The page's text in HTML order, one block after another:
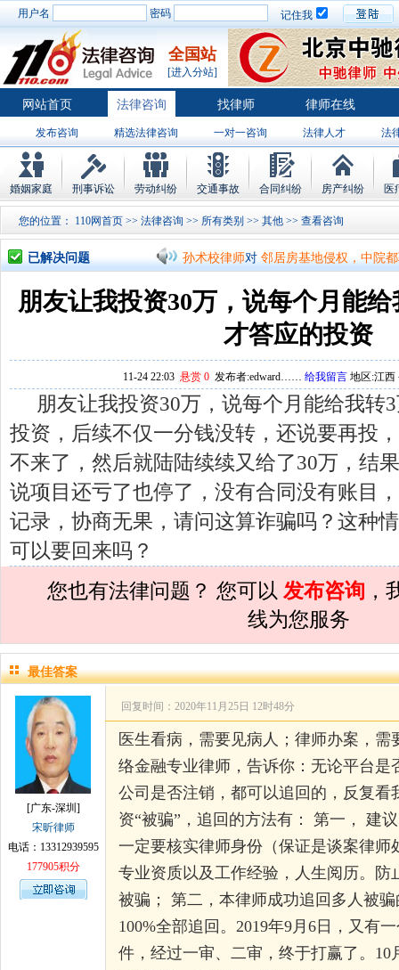
用户名 密码 记住我
全国站
[进入分站]
网站首页 法律咨询 找律师 律师在线
发布咨询 精选法律咨询 一对一咨询 法律人才 法
律师排行
婚姻家庭 刑事诉讼 劳动纠纷 交通事故 合同纠纷 房产纠纷 医
您的位置： 110网首页 >> 法律咨询 >> 所有类别 >> 其他 >> 查看咨
已解决问题
孙术校律师 对 将满19周岁，偷了一部
孙术校律师对 邻居房基地侵权，中院
在保定上班两年了，一
孙术校律师 对你好，我2016年离的婚
孙术校律师 对房产交易问题的回复获
孙术校律师 对我是男方，离婚了，孩
孙术校律师 对 夫妻共同财产假如妻子
孙术校律师 对 民事诉讼法院指定的举
孙术校律师 对 律师您好。我是2018年
在保定上班两年了，一
孙术校律师对房产交易问题的回复获
孙术校律师对我是男方，离婚了，孩
孙术校律师 对夫妻共同财产假如妻子
孙术校律师 对民事诉讼法院指定的举
孙术校律师对 离婚法律怎么判？有一
孙术校律师对 律师您好。我是2018年
朋友让我投资30万，说每个月能
才答应的投资
11-24 22:03 悬赏 0发布者:edward…… 给我留言地区:江西
朋友让我投资30万，说每个月能给我转
投资，后续不仅一分钱没转，还说要再投
不来了，然后就陆陆续续又给了30万，结
说项目还亏了也停了，没有合同没有账目
记录，协商无果，请问这算诈骗吗？这种
可以要回来吗？
您也有法律问题？ 您可以 发布咨询 ，
线为您服务
最佳答案
[广东-深圳]
宋昕律师
电话：13312939595
177905积分
回复时间：2020年11月25日 12时48分
医生看病，需要见病人；律师办案，
络金融专业律师，告诉你：无论平台是
公司是否注销，都可以追回的，反复看
资“被骗”，追回的方法有： 第一， 建
一定要核实律师身份（保证是谈案律师
专业资质以及工作经验，人生阅历。防
被骗； 第二，本律师成功追回多人被
100%全部追回。2019年9月6日，又有
件，经过一审、二审，终于打赢了。10